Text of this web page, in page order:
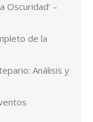
Oscuridad’ –
de la
Análisis y